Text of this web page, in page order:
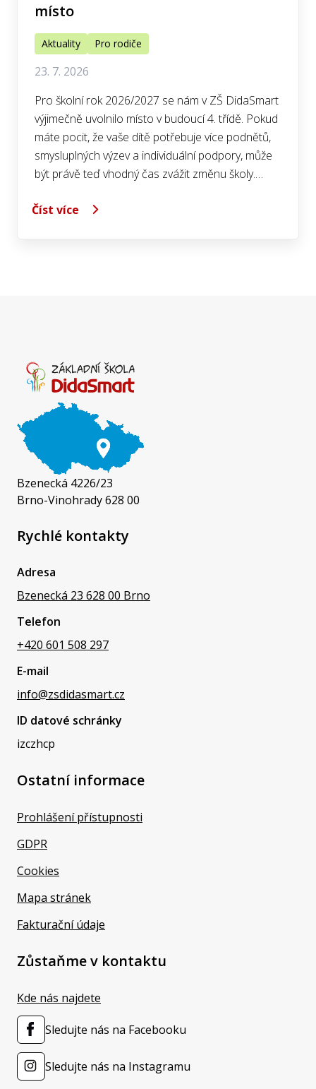
místo
Aktuality Pro rodiče
23. 7. 2026
Pro školní rok 2026/2027 se nám v ZŠ DidaSmart
výjimečně uvolnilo místo v budoucí 4. třídě. Pokud
máte pocit, že vaše dítě potřebuje více podnětů,
smysluplných výzev a individuální podpory, může
být právě teď vhodný čas zvážit změnu školy.…
Číst více
Bzenecká 4226/23
Brno-Vinohrady 628 00
Rychlé kontakty
Adresa
Bzenecká 23 628 00 Brno
Telefon
+420 601 508 297
E-mail
info@zsdidasmart.cz
ID datové schránky
izczhcp
Ostatní informace
Prohlášení přístupnosti
GDPR
Cookies
Mapa stránek
Fakturační údaje
Zůstaňme v kontaktu
Kde nás najdete
Sledujte nás na Facebooku
Sledujte nás na Instagramu